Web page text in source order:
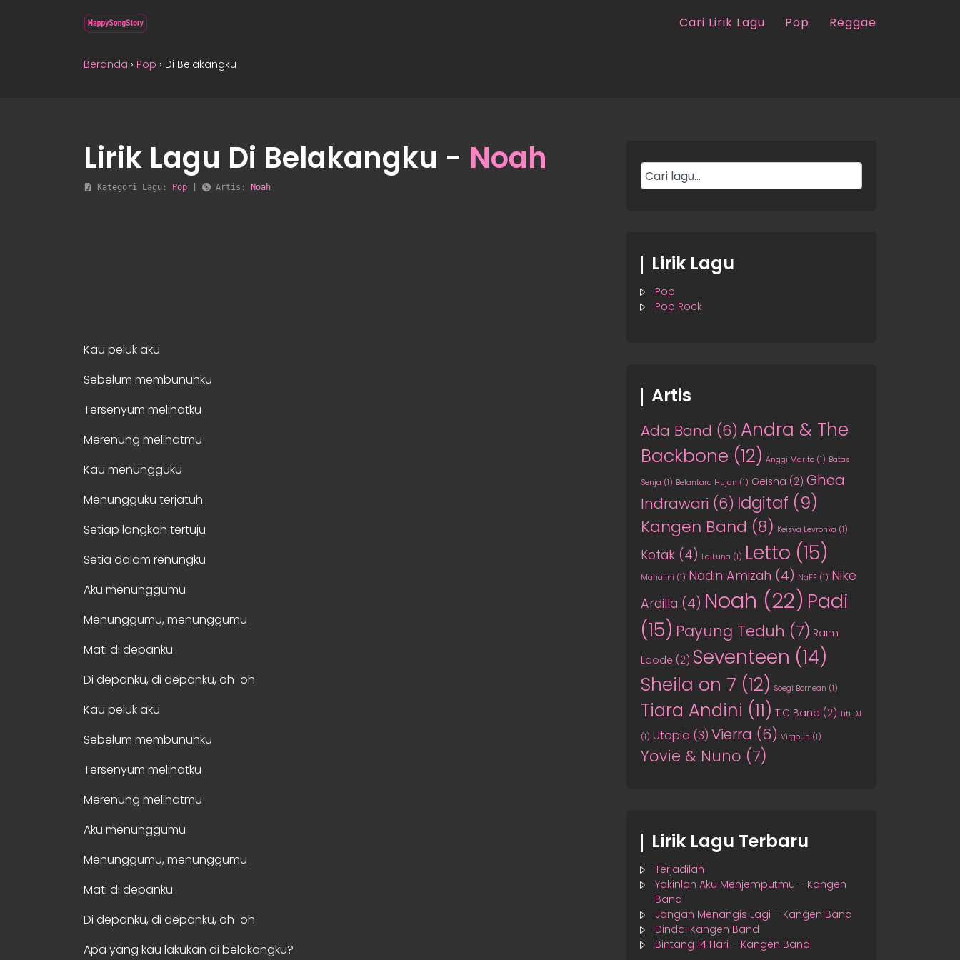
Cari Lirik Lagu Pop Reggae
Beranda › Pop › Di Belakangku
Lirik Lagu Di Belakangku - Noah
Kategori Lagu: Pop Artis: Noah
Kau peluk aku
Sebelum membunuhku
Tersenyum melihatku
Merenung melihatmu
Kau menungguku
Menungguku terjatuh
Setiap langkah tertuju
Setia dalam renungku
Aku menunggumu
Menunggumu, menunggumu
Mati di depanku
Di depanku, di depanku, oh-oh
Kau peluk aku
Sebelum membunuhku
Tersenyum melihatku
Merenung melihatmu
Aku menunggumu
Menunggumu, menunggumu
Mati di depanku
Di depanku, di depanku, oh-oh
Apa yang kau lakukan di belakangku?
Lirik Lagu
Pop
Pop Rock
Artis
Ada Band (6) Andra & The
Backbone (12) Anggi Marito (1) Batas
Senja (1) Belantara Hujan (1) Geisha (2) Ghea
Indrawari (6) Idgitaf (9)
Kangen Band (8) Keisya Levronka (1)
Kotak (4) La Luna (1) Letto (15)
Mahalini (1) Nadin Amizah (4) NaFF (1) Nike
Ardilla (4) Noah (22) Padi
(15) Payung Teduh (7) Raim
Laode (2) Seventeen (14)
Sheila on 7 (12) Soegi Bornean (1)
Tiara Andini (11) TIC Band (2) Titi DJ
(1) Utopia (3) Vierra (6) Virgoun (1)
Yovie & Nuno (7)
Lirik Lagu Terbaru
Terjadilah
Yakinlah Aku Menjemputmu – Kangen
Band
Jangan Menangis Lagi – Kangen Band
Dinda-Kangen Band
Bintang 14 Hari – Kangen Band